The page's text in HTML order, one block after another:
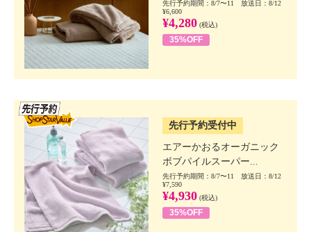
先行予約期間：8/7〜11 放送日：8/12
¥6,600
¥4,280 (税込)
35%OFF
先行予約受付中
エアーかおるオーガニック
ボブパイルスーパー...
先行予約期間：8/7〜11 放送日：8/12
¥7,590
¥4,930 (税込)
35%OFF